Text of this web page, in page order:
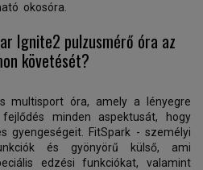
okosóra.
Ignite2 pulzusmérő óra az
követését?
multisport óra, amely a lényegre
minden aspektusát, hogy
gyengeségeit. FitSpark - személyi
és gyönyörű külső, ami
edzési funkciókat, valamint